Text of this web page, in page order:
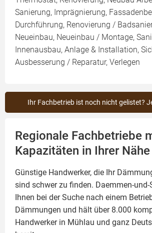
Sanierung, Imprägnierung,
Durchführung, Renovierung /
Neueinbau, Neueinbau / Montage,
Innenausbau, Anlage & Installation,
Ausbesserung / Reparatur, Verlegen
Ihr Fachbetrieb ist noch nicht gelistet?
Regionale Fachbetriebe
Kapazitäten in Ihrer
Günstige Handwerker, die Ihr
sind schwer zu finden. Daemmen-
Ihnen bei der Suche nach einem
Dämmungen und hält über 8.000
Handwerker in Mühlau und ganz